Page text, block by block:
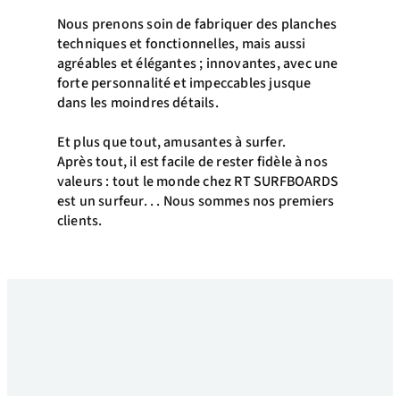
Nous prenons soin de fabriquer des planches
techniques et fonctionnelles, mais aussi
agréables et élégantes ; innovantes, avec une
forte personnalité et impeccables jusque
dans les moindres détails.
Et plus que tout, amusantes à surfer.
Après tout, il est facile de rester fidèle à nos
valeurs : tout le monde chez RT SURFBOARDS
est un surfeur. . . Nous sommes nos premiers
clients.